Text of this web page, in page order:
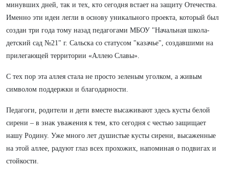
минувших дней, так и тех, кто сегодня встает на защиту Отечества.
Именно эти идеи легли в основу уникального проекта, который был
создан три года тому назад педагогами МБОУ "Начальная школа-
детский сад №21" г. Сальска со статусом "казачье", создавшими на
прилегающей территории «Аллею Славы».
С тех пор эта аллея стала не просто зеленым уголком, а живым
символом поддержки и благодарности.
Педагоги, родители и дети вместе высаживают здесь кусты белой
сирени – в знак уважения к тем, кто сегодня с честью защищает
нашу Родину. Уже много лет душистые кусты сирени, высаженные
на этой аллее, радуют глаз всех прохожих, напоминая о подвигах и
стойкости.